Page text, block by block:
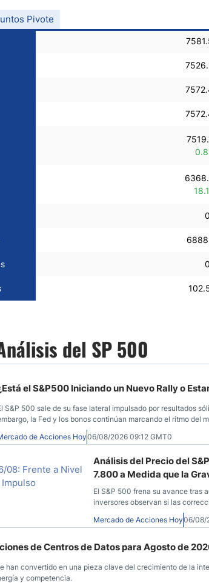
0
0
Pivote
del SP 500
el S&P500 Iniciando un Nuevo Rally o
S&P 500 sale de su fase lateral impulsado por resultados
la Fed y los bonos continúan marcando el ritmo del
de Acciones Hoy06/08/2026 09:12 GMT0
Análisis del Precio del
7.800 a Medida que la
El S&P 500 frena su avance tras
inversores observan si las
Mercado de Acciones Hoy06/08/
de Centros de Datos para Agosto de
han convertido en una pieza clave del crecimiento de la
y competencia.